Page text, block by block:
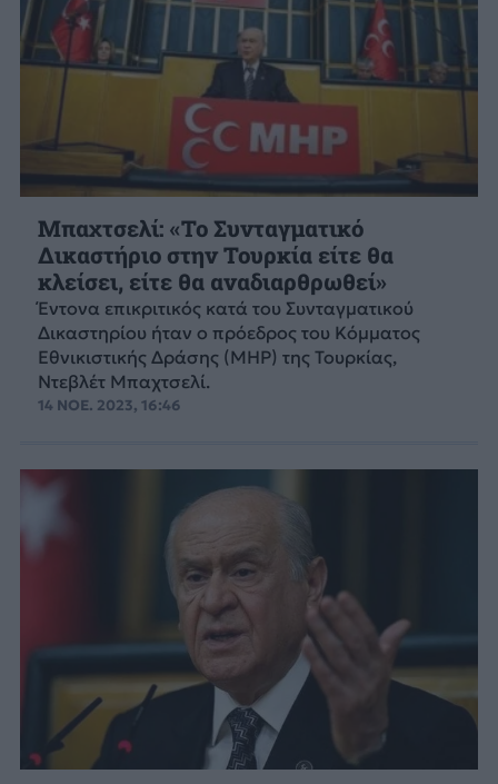
Μπαχτσελί: «Το Συνταγματικό
Δικαστήριο στην Τουρκία είτε θα
κλείσει, είτε θα αναδιαρθρωθεί»
Έντονα επικριτικός κατά του Συνταγματικού
Δικαστηρίου ήταν ο πρόεδρος του Κόμματος
Εθνικιστικής Δράσης (MHP) της Τουρκίας,
Ντεβλέτ Μπαχτσελί.
14 ΝΟΕ. 2023, 16:46